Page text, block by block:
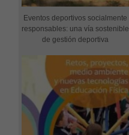
Eventos deportivos socialmente
responsables: una vía sostenible
de gestión deportiva